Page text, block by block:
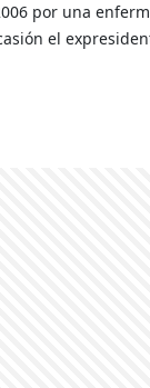
por una
el